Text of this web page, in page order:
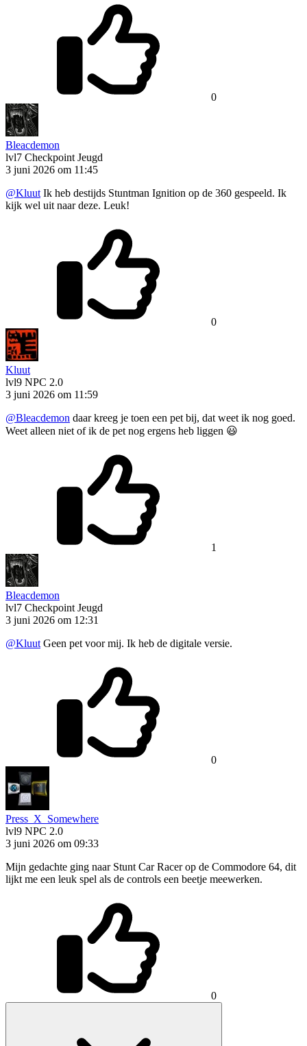
0
Bleacdemon
lvl7 Checkpoint Jeugd
3 juni 2026 om 11:45
@Kluut Ik heb destijds Stuntman Ignition op de 360 gespeeld. Ik
kijk wel uit naar deze. Leuk!
0
Kluut
lvl9 NPC 2.0
3 juni 2026 om 11:59
@Bleacdemon daar kreeg je toen een pet bij, dat weet ik nog goed.
Weet alleen niet of ik de pet nog ergens heb liggen 😃
1
Bleacdemon
lvl7 Checkpoint Jeugd
3 juni 2026 om 12:31
@Kluut Geen pet voor mij. Ik heb de digitale versie.
0
Press_X_Somewhere
lvl9 NPC 2.0
3 juni 2026 om 09:33
Mijn gedachte ging naar Stunt Car Racer op de Commodore 64, dit
lijkt me een leuk spel als de controls een beetje meewerken.
0